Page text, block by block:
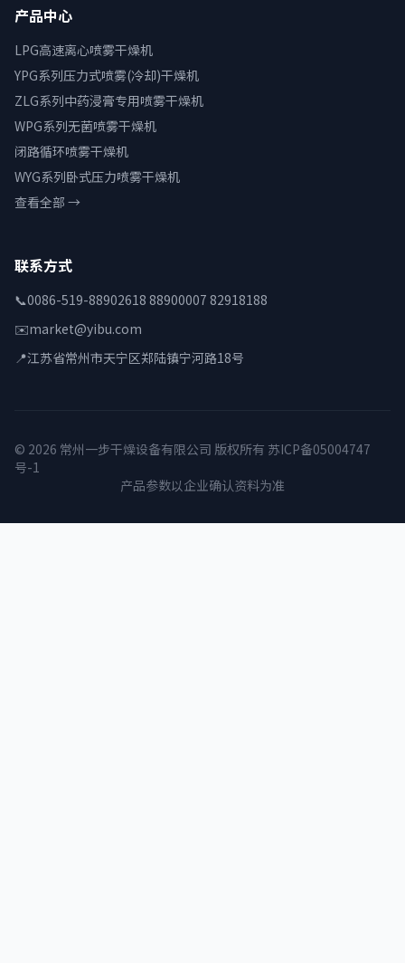
产品中心
LPG高速离心喷雾干燥机
YPG系列压力式喷雾(冷却)干燥机
ZLG系列中药浸膏专用喷雾干燥机
WPG系列无菌喷雾干燥机
闭路循环喷雾干燥机
WYG系列卧式压力喷雾干燥机
查看全部 →
联系方式
📞0086-519-88902618 88900007 82918188
✉️market@yibu.com
📍江苏省常州市天宁区郑陆镇宁河路18号
© 2026 常州一步干燥设备有限公司 版权所有 苏ICP备05004747
号-1
产品参数以企业确认资料为准